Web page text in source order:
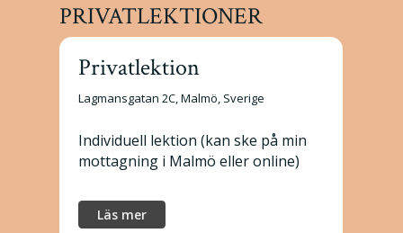
PRIVATLEKTIONER
Privatlektion
Lagmansgatan 2C, Malmö, Sverige
Individuell lektion (kan ske på min
mottagning i Malmö eller online)
Läs mer